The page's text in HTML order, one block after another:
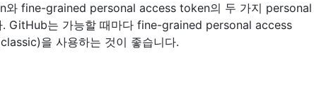
fine-grained personal access token의 두 가지 personal
GitHub는 가능할 때마다 fine-grained personal access
을 사용하는 것이 좋습니다.